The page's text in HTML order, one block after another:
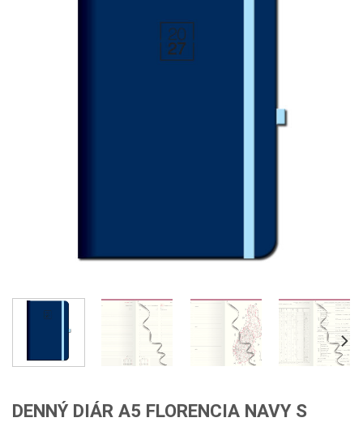
DENNÝ DIÁR A5 FLORENCIA NAVY S